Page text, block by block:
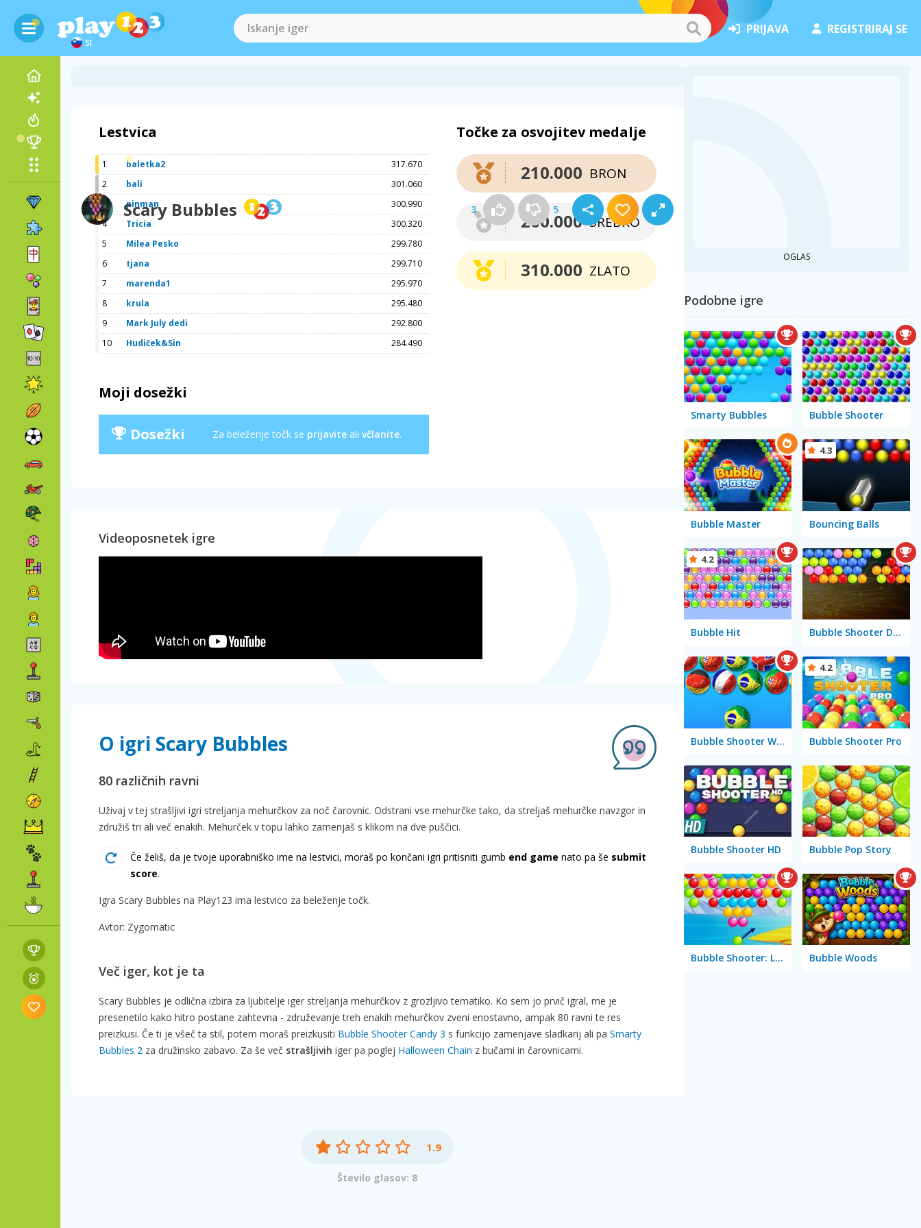
SI
PRIJAVA REGISTRIRAJ SE
Scary Bubbles 3 5
Lestvica
1 baletka2
317.670
2
bali
301.060
3
pinman
300.990
4
Tricia
300.320
5
Milea Pesko
299.780
6
tjana
299.710
7
marenda1
295.970
8
krula
295.480
9
Mark July dedi
292.800
10
Hudiček&Sin 284.490
Moji dosežki
Dosežki Za beleženje točk se prijavite ali včlanite.
Točke za osvojitev medalje
BRON
210.000
SREBRO
260.000
ZLATO
310.000
Videoposnetek igre
O igri Scary Bubbles
80 različnih ravni
Uživaj v tej strašljivi igri streljanja mehurčkov za noč čarovnic. Odstrani vse mehurčke tako, da streljaš mehurčke navzgor in
združiš tri ali več enakih. Mehurček v topu lahko zamenjaš s klikom na dve puščici.
Če želiš, da je tvoje uporabniško ime na lestvici, moraš po končani igri pritisniti gumb end game nato pa še submit
score.
Igra Scary Bubbles na Play123 ima lestvico za beleženje točk.
Avtor: Zygomatic
Več iger, kot je ta
Scary Bubbles je odlična izbira za ljubitelje iger streljanja mehurčkov z grozljivo tematiko. Ko sem jo prvič igral, me je
presenetilo kako hitro postane zahtevna - združevanje treh enakih mehurčkov zveni enostavno, ampak 80 ravni te res
preizkusi. Če ti je všeč ta stil, potem moraš preizkusiti Bubble Shooter Candy 3 s funkcijo zamenjave sladkarij ali pa Smarty
Bubbles 2 za družinsko zabavo. Za še več strašljivih iger pa poglej Halloween Chain z bučami in čarovnicami.
1.9
Število glasov: 8
OGLAS
Podobne igre
Smarty Bubbles Bubble Shooter
Bubble Master Bouncing Balls
4.3
Bubble Hit
4.2
Bubble Shooter Deluxe
Bubble Shooter World Cup Bubble Shooter Pro
4.2
Bubble Shooter HD Bubble Pop Story
Bubble Shooter: Level Pack Bubble Woods